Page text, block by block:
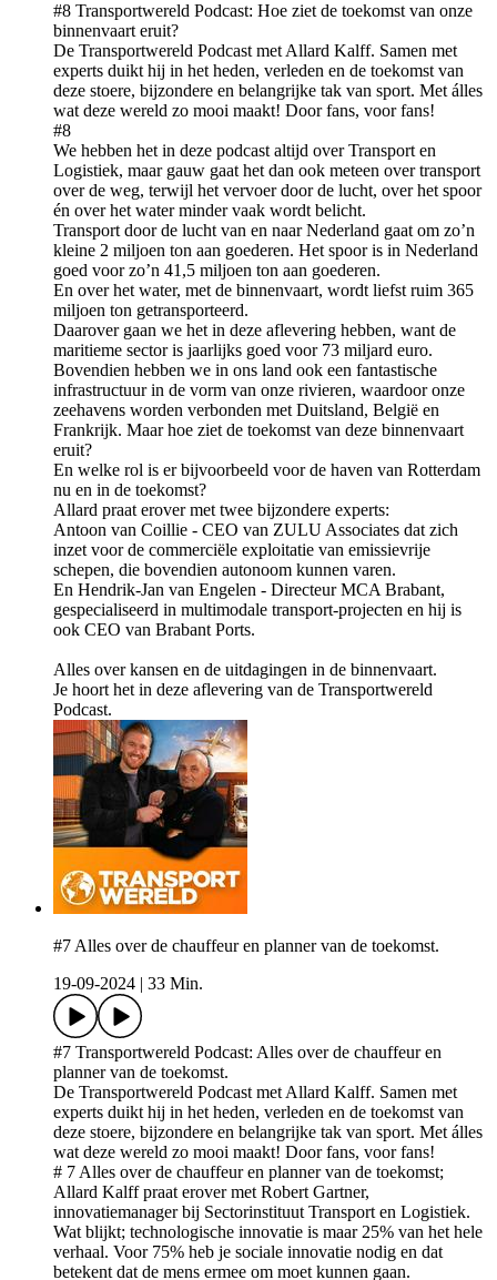
#8 Transportwereld Podcast: Hoe ziet de toekomst van onze
binnenvaart eruit?
De Transportwereld Podcast met Allard Kalff. Samen met
experts duikt hij in het heden, verleden en de toekomst van
deze stoere, bijzondere en belangrijke tak van sport. Met álles
wat deze wereld zo mooi maakt! Door fans, voor fans!
#8
We hebben het in deze podcast altijd over Transport en
Logistiek, maar gauw gaat het dan ook meteen over transport
over de weg, terwijl het vervoer door de lucht, over het spoor
én over het water minder vaak wordt belicht.
Transport door de lucht van en naar Nederland gaat om zo’n
kleine 2 miljoen ton aan goederen. Het spoor is in Nederland
goed voor zo’n 41,5 miljoen ton aan goederen.
En over het water, met de binnenvaart, wordt liefst ruim 365
miljoen ton getransporteerd.
Daarover gaan we het in deze aflevering hebben, want de
maritieme sector is jaarlijks goed voor 73 miljard euro.
Bovendien hebben we in ons land ook een fantastische
infrastructuur in de vorm van onze rivieren, waardoor onze
zeehavens worden verbonden met Duitsland, België en
Frankrijk. Maar hoe ziet de toekomst van deze binnenvaart
eruit?
En welke rol is er bijvoorbeeld voor de haven van Rotterdam
nu en in de toekomst?
Allard praat erover met twee bijzondere experts:
Antoon van Coillie - CEO van ZULU Associates dat zich
inzet voor de commerciële exploitatie van emissievrije
schepen, die bovendien autonoom kunnen varen.
En Hendrik-Jan van Engelen - Directeur MCA Brabant,
gespecialiseerd in multimodale transport-projecten en hij is
ook CEO van Brabant Ports.
Alles over kansen en de uitdagingen in de binnenvaart.
Je hoort het in deze aflevering van de Transportwereld
Podcast.
#7 Alles over de chauffeur en planner van de toekomst.
19-09-2024
33 Min.
#7 Transportwereld Podcast: Alles over de chauffeur en
planner van de toekomst.
De Transportwereld Podcast met Allard Kalff. Samen met
experts duikt hij in het heden, verleden en de toekomst van
deze stoere, bijzondere en belangrijke tak van sport. Met álles
wat deze wereld zo mooi maakt! Door fans, voor fans!
# 7 Alles over de chauffeur en planner van de toekomst;
Allard Kalff praat erover met Robert Gartner,
innovatiemanager bij Sectorinstituut Transport en Logistiek.
Wat blijkt; technologische innovatie is maar 25% van het hele
verhaal. Voor 75% heb je sociale innovatie nodig en dat
betekent dat de mens ermee om moet kunnen gaan.